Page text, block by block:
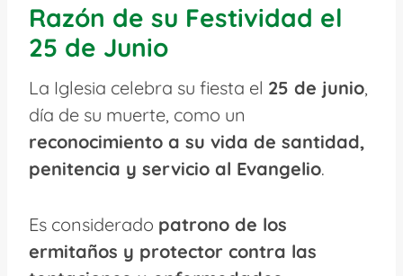
Razón de su Festividad el
25 de Junio
La Iglesia celebra su fiesta el 25 de junio,
día de su muerte, como un
reconocimiento a su vida de santidad,
penitencia y servicio al Evangelio.
Es considerado patrono de los
ermitaños y protector contra las